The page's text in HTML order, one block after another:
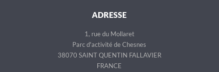
ADRESSE
1, rue du Mollaret
Parc d'activité de Chesnes
38070 SAINT QUENTIN FALLAVIER
FRANCE